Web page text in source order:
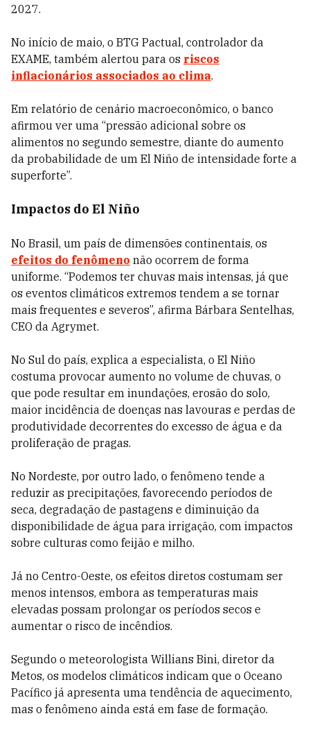
2027.
No início de maio, o BTG Pactual, controlador da
EXAME, também alertou para os riscos
inflacionários associados ao clima.
Em relatório de cenário macroeconômico, o banco
afirmou ver uma “pressão adicional sobre os
alimentos no segundo semestre, diante do aumento
da probabilidade de um El Niño de intensidade forte a
superforte”.
Impactos do El Niño
No Brasil, um país de dimensões continentais, os
efeitos do fenômeno não ocorrem de forma
uniforme. “Podemos ter chuvas mais intensas, já que
os eventos climáticos extremos tendem a se tornar
mais frequentes e severos”, afirma Bárbara Sentelhas,
CEO da Agrymet.
No Sul do país, explica a especialista, o El Niño
costuma provocar aumento no volume de chuvas, o
que pode resultar em inundações, erosão do solo,
maior incidência de doenças nas lavouras e perdas de
produtividade decorrentes do excesso de água e da
proliferação de pragas.
No Nordeste, por outro lado, o fenômeno tende a
reduzir as precipitações, favorecendo períodos de
seca, degradação de pastagens e diminuição da
disponibilidade de água para irrigação, com impactos
sobre culturas como feijão e milho.
Já no Centro-Oeste, os efeitos diretos costumam ser
menos intensos, embora as temperaturas mais
elevadas possam prolongar os períodos secos e
aumentar o risco de incêndios.
Segundo o meteorologista Willians Bini, diretor da
Metos, os modelos climáticos indicam que o Oceano
Pacífico já apresenta uma tendência de aquecimento,
mas o fenômeno ainda está em fase de formação.